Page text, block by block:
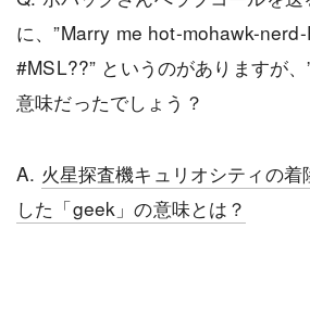
に、”Marry me hot-mohawk-
#MSL??” というのがありますが、
意味だったでしょう？
A. 火星探査機キュリオシティの
した「geek」の意味とは？